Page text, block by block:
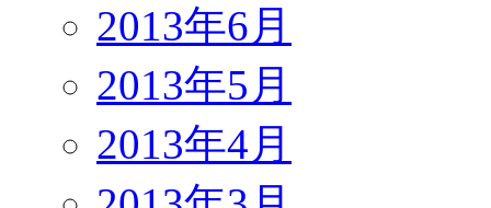
2013年6月
2013年5月
2013年4月